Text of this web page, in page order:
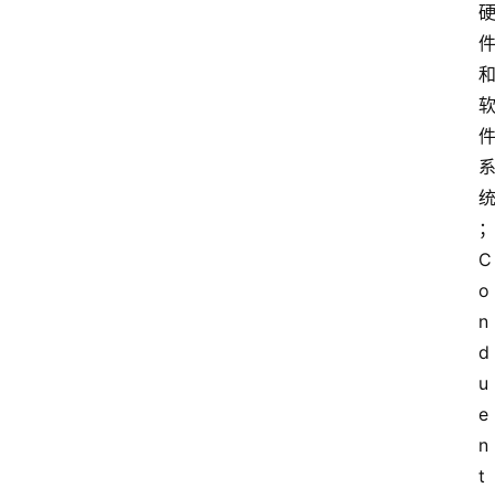
硬
件
和
软
件
系
统
；
C
o
n
d
u
e
n
t